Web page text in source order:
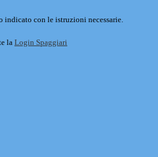
con le istruzioni necessarie.
la Login Spaggiari